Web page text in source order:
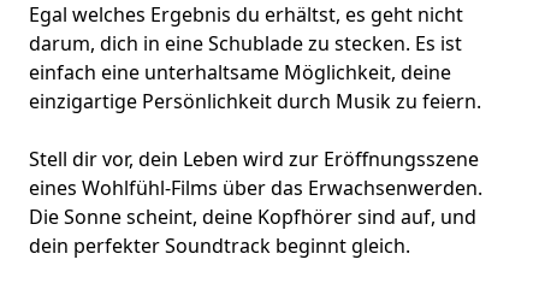
Egal welches Ergebnis du erhältst, es geht nicht
darum, dich in eine Schublade zu stecken. Es ist
einfach eine unterhaltsame Möglichkeit, deine
einzigartige Persönlichkeit durch Musik zu feiern.
Stell dir vor, dein Leben wird zur Eröffnungsszene
eines Wohlfühl-Films über das Erwachsenwerden.
Die Sonne scheint, deine Kopfhörer sind auf, und
dein perfekter Soundtrack beginnt gleich.